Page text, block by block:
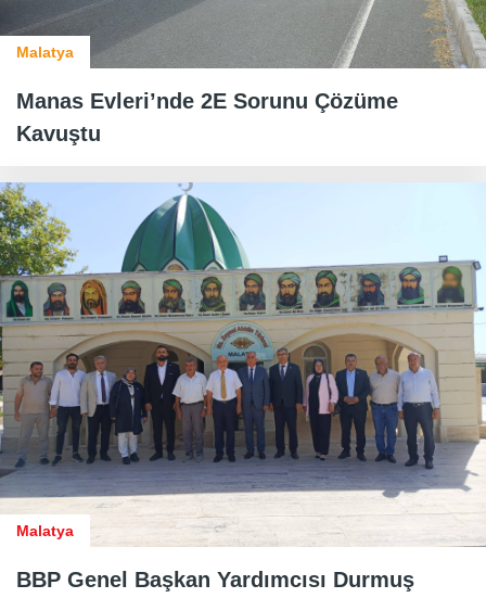
Malatya
Manas Evleri’nde 2E Sorunu Çözüme
Kavuştu
Malatya
BBP Genel Başkan Yardımcısı Durmuş